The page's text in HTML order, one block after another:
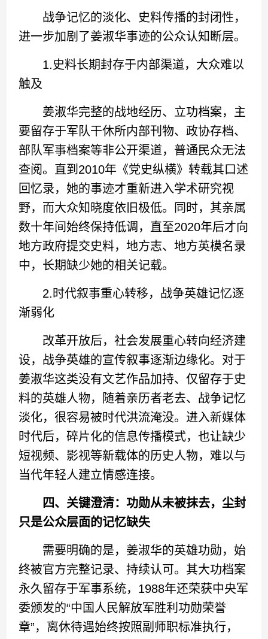
战争记忆的淡化、史料传播的封闭性，
进一步加剧了姜淑华事迹的公众认知断层。
1.史料长期封存于内部渠道，大众难以
触及
姜淑华完整的战地经历、立功档案，主
要留存于军队干休所内部刊物、政协存档、
部队军事档案等非公开渠道，普通民众无法
查阅。直到2010年《党史纵横》转载其口述
回忆录，她的事迹才重新进入学术研究视
野，而大众知晓度依旧极低。同时，其亲属
数十年间始终保持低调，直至2020年后才向
地方政府提交史料，地方志、地方英模名录
中，长期缺少她的相关记载。
2.时代叙事重心转移，战争英雄记忆逐
渐弱化
改革开放后，社会发展重心转向经济建
设，战争英雄的宣传叙事逐渐边缘化。对于
姜淑华这类没有文艺作品加持、仅留存于史
料的英雄人物，随着亲历者老去、战争记忆
淡化，很容易被时代洪流淹没。进入新媒体
时代后，碎片化的信息传播模式，也让缺少
短视频、影视等新载体的历史人物，难以与
当代年轻人建立情感连接。
四、关键澄清：功勋从未被抹去，尘封
只是公众层面的记忆缺失
需要明确的是，姜淑华的英雄功勋，始
终被官方完整记录、持续认可。其大功档案
永久留存于军事系统，1988年还荣获中央军
委颁发的“中国人民解放军胜利功勋荣誉
章”，离休待遇始终按照副师职标准执行，